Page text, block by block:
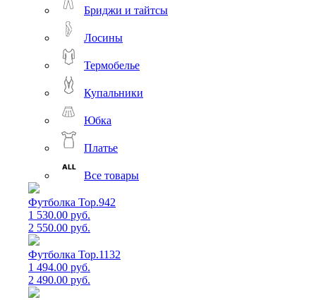
Бриджи и тайтсы
Лосины
Термобелье
Купальники
Юбка
Платье
Все товары
Футболка Top.942
1 530.00 руб.
2 550.00 руб.
Футболка Top.1132
1 494.00 руб.
2 490.00 руб.